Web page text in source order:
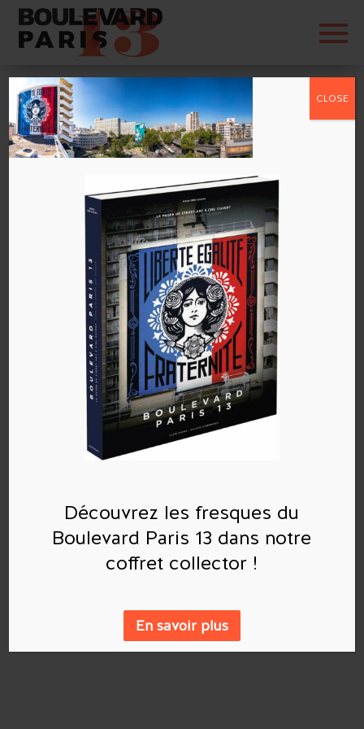
Street Art 13
Commentaires récents
Archives
Catégories
Aucune catégorie
Découvrez les fresques du
Boulevard Paris 13 dans notre
coffret collector !
En savoir plus
CLOSE